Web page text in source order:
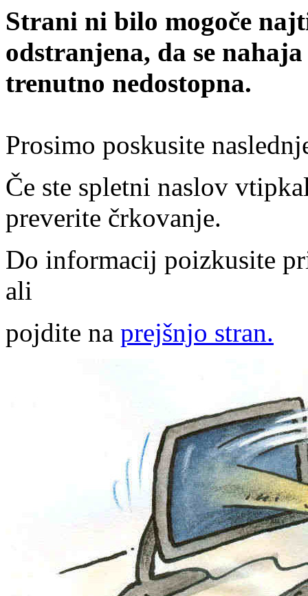
Strani ni bilo mogoče
odstranjena, da se
trenutno nedostopna.
Prosimo poskusite
Če ste spletni naslov
preverite črkovanje.
Do informacij poizkusite
ali
pojdite na prejšnjo stran.